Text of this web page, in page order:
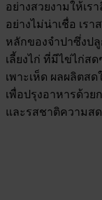
อย่างสวยงามให้เร
อย่างไม่น่าเชื่อ เร
หลักของจำปาซึ่งป
เลี้ยงไก่ ที่มีไข่ไก่ส
เพาะเห็ด ผลผลิตส
เพื่อปรุงอาหารด้ว
และรสชาติความส